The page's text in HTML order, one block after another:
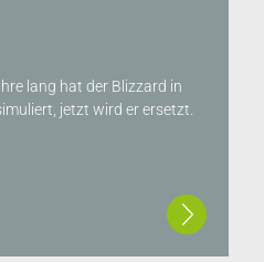
lang hat der Blizzard in
jetzt wird er ersetzt.